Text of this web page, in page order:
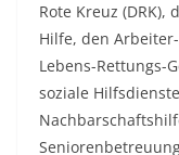
Rote Kreuz
Hilfe, den
Lebens-Rettungs-
soziale